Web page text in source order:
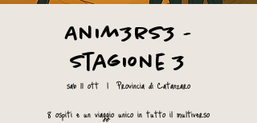
Anim3rs3 -
Stagione 3
sab 11 ott
  |
Provincia di Catanzaro
8 ospiti e un viaggio unico in tutto il multiverso